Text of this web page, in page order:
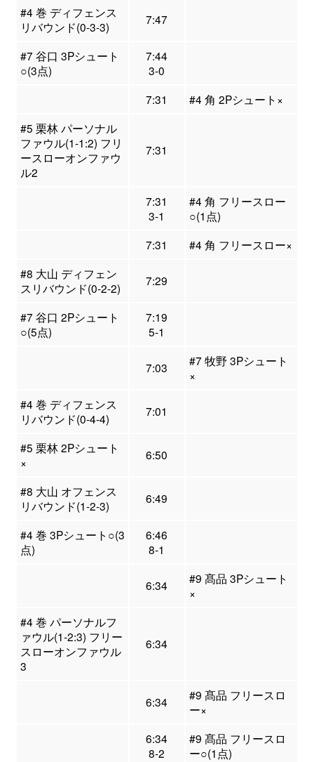
#4 巻 ディフェンス
リバウンド(0-3-3)
7:47
#7 谷口 3Pシュート
○(3点)
7:44
3-0
7:31
#4 角 2Pシュート×
#5 栗林 パーソナル
ファウル(1-1:2) フリ
ースローオンファウ
ル2
7:31
7:31
3-1
#4 角 フリースロー
○(1点)
7:31
#4 角 フリースロー×
#8 大山 ディフェン
スリバウンド(0-2-2)
7:29
#7 谷口 2Pシュート
○(5点)
7:19
5-1
7:03
#7 牧野 3Pシュート
×
#4 巻 ディフェンス
リバウンド(0-4-4)
7:01
#5 栗林 2Pシュート
×
6:50
#8 大山 オフェンス
リバウンド(1-2-3)
6:49
#4 巻 3Pシュート○(3
点)
6:46
8-1
6:34
#9 髙品 3Pシュート
×
#4 巻 パーソナルフ
ァウル(1-2:3) フリー
スローオンファウル
3
6:34
6:34
#9 髙品 フリースロ
ー×
6:34
8-2
#9 髙品 フリースロ
ー○(1点)